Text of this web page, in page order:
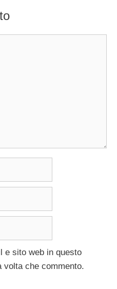
e sito web in questo
volta che commento.